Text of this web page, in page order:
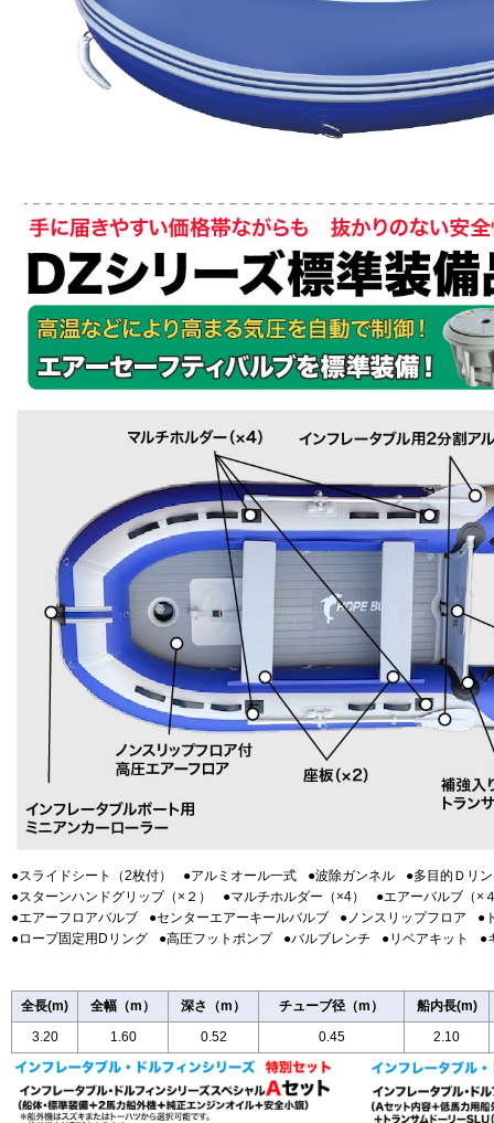
●スライドシート（2枚付） ●アルミオール一式 ●波除ガンネル
●多目的Ｄリ
●スターンハンドグリップ（×２）
●マルチホルダー（×4）
●エアーバルブ（×
●エアーフロアバルブ
●センターエアーキールバルブ ●ノンスリップフロア
●
●ロープ固定用Dリング
●高圧フットポンプ ●バルブレンチ ●リベアキット ●
全長(m) 全幅（m） 深さ（m） チューブ径（m）
船内長(m)
3.20
1.60 0.52 0.45 2.10